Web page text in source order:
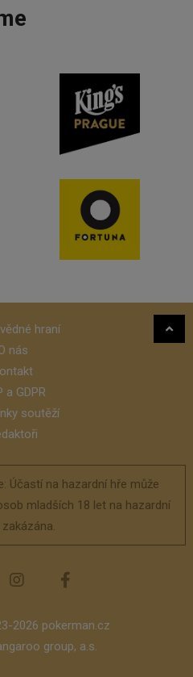
hraní
nás
a GDPR
soutěží
Účastí na hazardní hře může
mladších 18 let na hazardní
2026 pokerman.cz
group, a.s.